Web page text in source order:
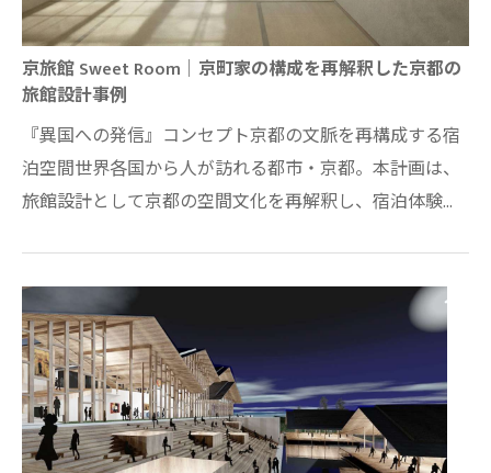
京旅館 Sweet Room｜京町家の構成を再解釈した京都の
旅館設計事例
『異国への発信』コンセプト京都の文脈を再構成する宿
泊空間世界各国から人が訪れる都市・京都。本計画は、
旅館設計として京都の空間文化を再解釈し、宿泊体験そ